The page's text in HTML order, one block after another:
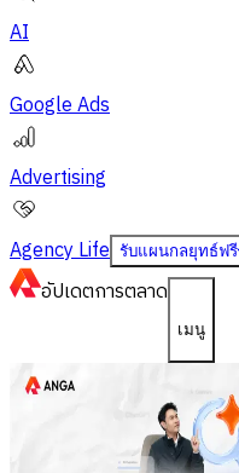
AI
Google Ads
Advertising
Agency Life รับแผนกลยุทธ์ฟรี
อัปเดตการตลาด
เมนู